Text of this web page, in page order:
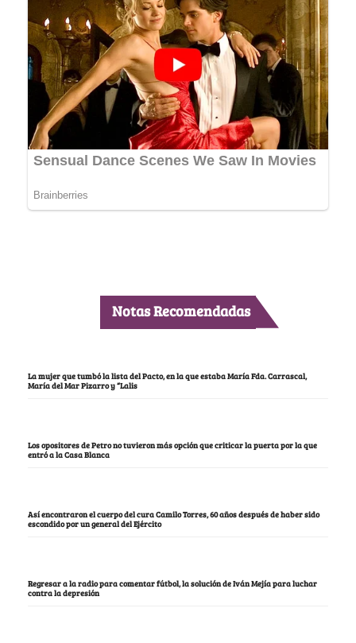
Notas Recomendadas
La mujer que tumbó la lista del Pacto, en la que estaba María Fda. Carrascal,
María del Mar Pizarro y “Lalis
Los opositores de Petro no tuvieron más opción que criticar la puerta por la que
entró a la Casa Blanca
Así encontraron el cuerpo del cura Camilo Torres, 60 años después de haber sido
escondido por un general del Ejército
Regresar a la radio para comentar fútbol, la solución de Iván Mejía para luchar
contra la depresión